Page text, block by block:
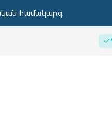
համակարգ